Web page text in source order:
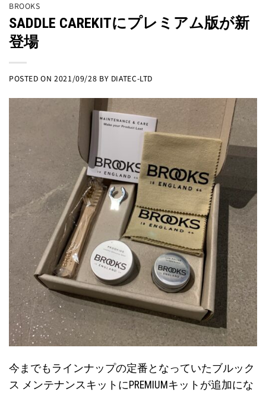
BROOKS
SADDLE CAREKITにプレミアム版が新
登場
POSTED ON2021/09/28 BY DIATEC-LTD
今までもラインナップの定番となっていたブルック
ス メンテナンスキットにPREMIUMキットが追加にな